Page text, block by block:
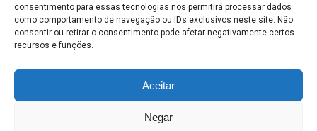
consentimento para essas tecnologias nos permitirá processar dados
como comportamento de navegação ou IDs exclusivos neste site. Não
consentir ou retirar o consentimento pode afetar negativamente certos
recursos e funções.
Aceitar
Negar
informativo, servindo como boletins de divulgação, e não devem ser
interpretadas como recomendações de investimento.Leia mais
Bolsa de Valores